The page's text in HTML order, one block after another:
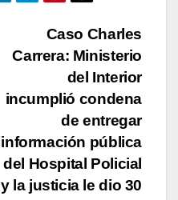
Caso Charles
Carrera: Ministerio
del Interior
incumplió condena
de entregar
información pública
del Hospital Policial
y la justicia le dio 30